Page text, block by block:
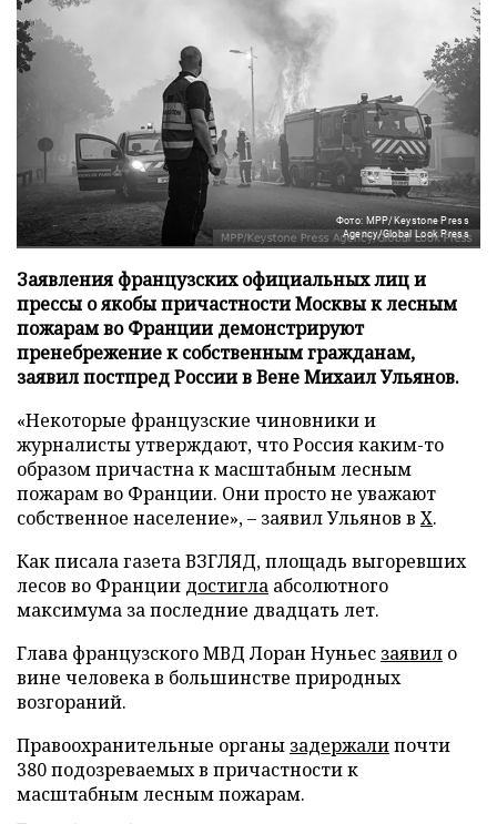
Фото: MPP/Keystone Press
Agency/Global Look Press
Заявления французских официальных лиц и
прессы о якобы причастности Москвы к лесным
пожарам во Франции демонстрируют
пренебрежение к собственным гражданам,
заявил постпред России в Вене Михаил Ульянов.
«Некоторые французские чиновники и
журналисты утверждают, что Россия каким-то
образом причастна к масштабным лесным
пожарам во Франции. Они просто не уважают
собственное население», – заявил Ульянов в X.
Как писала газета ВЗГЛЯД, площадь выгоревших
лесов во Франции достигла абсолютного
максимума за последние двадцать лет.
Глава французского МВД Лоран Нуньес заявил о
вине человека в большинстве природных
возгораний.
Правоохранительные органы задержалипочти
380 подозреваемых в причастности к
масштабным лесным пожарам.